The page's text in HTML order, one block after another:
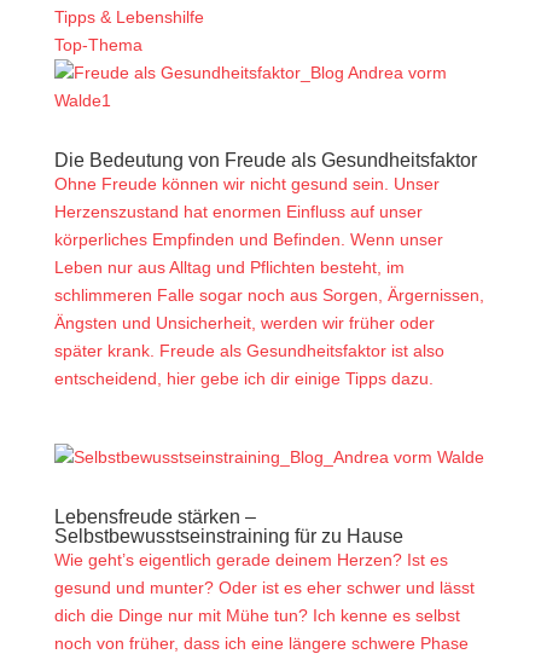
Tipps & Lebenshilfe
Top-Thema
Die Bedeutung von Freude als Gesundheitsfaktor
Ohne Freude können wir nicht gesund sein. Unser
Herzenszustand hat enormen Einfluss auf unser
körperliches Empfinden und Befinden. Wenn unser
Leben nur aus Alltag und Pflichten besteht, im
schlimmeren Falle sogar noch aus Sorgen, Ärgernissen,
Ängsten und Unsicherheit, werden wir früher oder
später krank. Freude als Gesundheitsfaktor ist also
entscheidend, hier gebe ich dir einige Tipps dazu.
Lebensfreude stärken –
Selbstbewusstseinstraining für zu Hause
Wie geht’s eigentlich gerade deinem Herzen? Ist es
gesund und munter? Oder ist es eher schwer und lässt
dich die Dinge nur mit Mühe tun? Ich kenne es selbst
noch von früher, dass ich eine längere schwere Phase